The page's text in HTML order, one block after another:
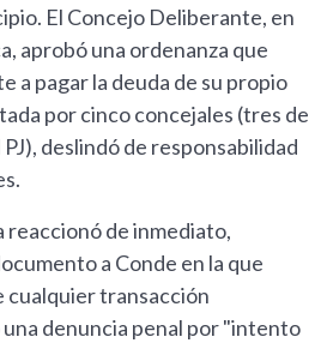
El Concejo Deliberante, en
aprobó una ordenanza que
a pagar la deuda de su propio
por cinco concejales (tres de
deslindó de responsabilidad
reaccionó de inmediato,
a Conde en la que
transacción
denuncia penal por "intento